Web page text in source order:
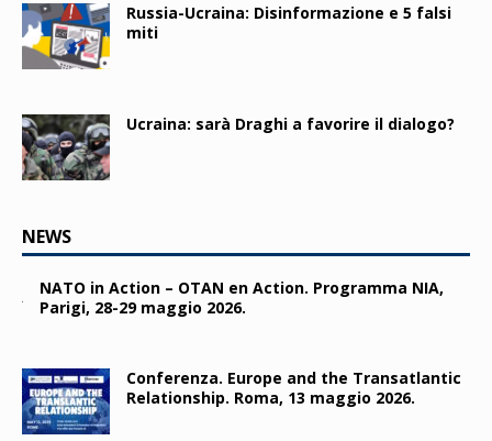
Russia-Ucraina: Disinformazione e 5 falsi
miti
Ucraina: sarà Draghi a favorire il dialogo?
NEWS
NATO in Action – OTAN en Action. Programma NIA,
Parigi, 28-29 maggio 2026.
Conferenza. Europe and the Transatlantic
Relationship. Roma, 13 maggio 2026.